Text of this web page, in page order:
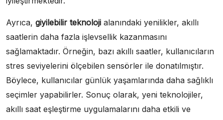
Ayrıca, giyilebilir teknoloji alanındaki yenilikler, akıllı
saatlerin daha fazla işlevsellik kazanmasını
sağlamaktadır. Örneğin, bazı akıllı saatler, kullanıcıların
stres seviyelerini ölçebilen sensörler ile donatılmıştır.
Böylece, kullanıcılar günlük yaşamlarında daha sağlıklı
seçimler yapabilirler. Sonuç olarak, yeni teknolojiler,
akıllı saat eşleştirme uygulamalarını daha etkili ve